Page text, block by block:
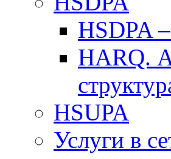
HSDPA
HARQ.
HSUPA
Услуги в